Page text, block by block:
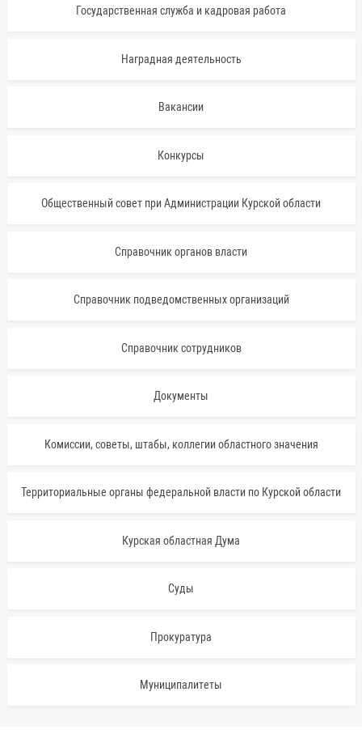
Государственная служба и кадровая работа
Наградная деятельность
Вакансии
Конкурсы
Общественный совет при Администрации Курской области
Справочник органов власти
Справочник подведомственных организаций
Справочник сотрудников
Документы
Комиссии, советы, штабы, коллегии областного значения
Территориальные органы федеральной власти по Курской области
Курская областная Дума
Суды
Прокуратура
Муниципалитеты